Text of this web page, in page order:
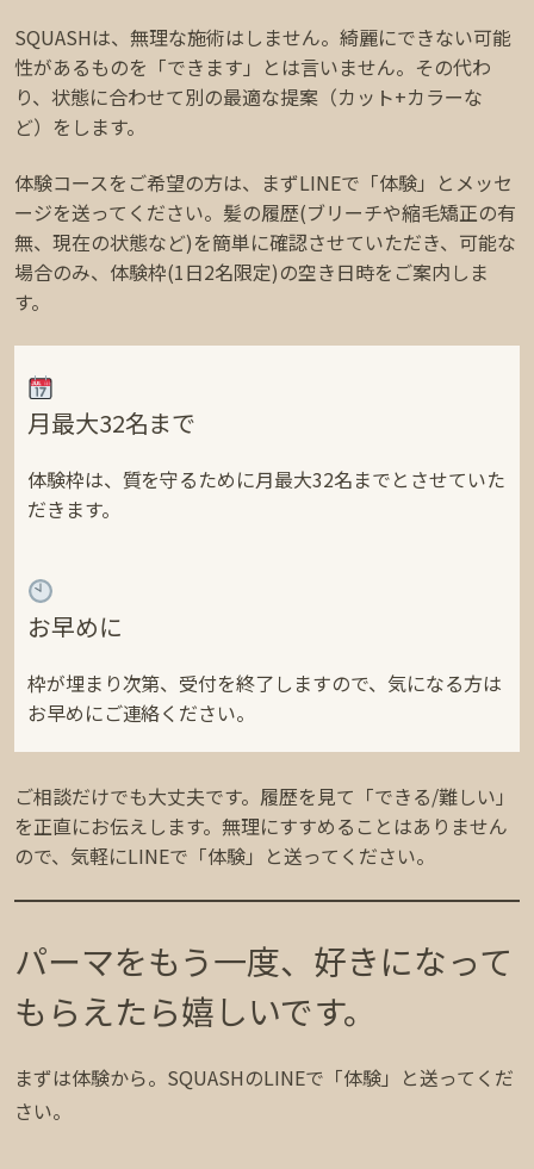
SQUASHは、無理な施術はしません。綺麗にできない可能
性があるものを「できます」とは言いません。その代わ
り、状態に合わせて別の最適な提案（カット+カラーな
ど）をします。
体験コースをご希望の方は、まずLINEで「体験」とメッセ
ージを送ってください。髪の履歴(ブリーチや縮毛矯正の有
無、現在の状態など)を簡単に確認させていただき、可能な
場合のみ、体験枠(1日2名限定)の空き日時をご案内しま
す。
月最大32名まで
体験枠は、質を守るために月最大32名までとさせていた
だきます。
お早めに
枠が埋まり次第、受付を終了しますので、気になる方は
お早めにご連絡ください。
ご相談だけでも大丈夫です。履歴を見て「できる/難しい」
を正直にお伝えします。無理にすすめることはありません
ので、気軽にLINEで「体験」と送ってください。
パーマをもう一度、好きになって
もらえたら嬉しいです。
まずは体験から。SQUASHのLINEで「体験」と送ってくだ
さい。